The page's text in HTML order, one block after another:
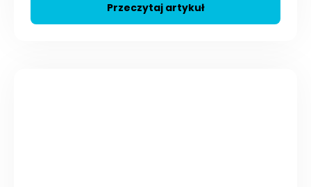
Przeczytaj artykuł